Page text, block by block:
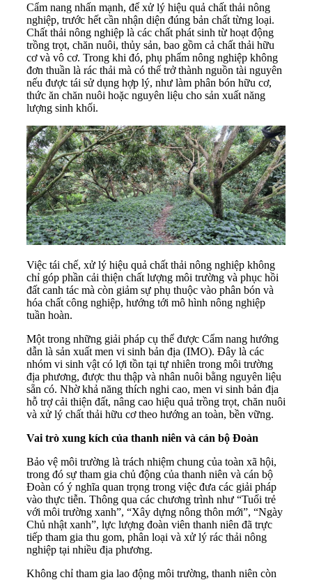
Cẩm nang nhấn mạnh, để xử lý hiệu quả chất thải nông
nghiệp, trước hết cần nhận diện đúng bản chất từng loại.
Chất thải nông nghiệp là các chất phát sinh từ hoạt động
trồng trọt, chăn nuôi, thủy sản, bao gồm cả chất thải hữu
cơ và vô cơ. Trong khi đó, phụ phẩm nông nghiệp không
đơn thuần là rác thải mà có thể trở thành nguồn tài nguyên
nếu được tái sử dụng hợp lý, như làm phân bón hữu cơ,
thức ăn chăn nuôi hoặc nguyên liệu cho sản xuất năng
lượng sinh khối.
Việc tái chế, xử lý hiệu quả chất thải nông nghiệp không
chỉ góp phần cải thiện chất lượng môi trường và phục hồi
đất canh tác mà còn giảm sự phụ thuộc vào phân bón và
hóa chất công nghiệp, hướng tới mô hình nông nghiệp
tuần hoàn.
Một trong những giải pháp cụ thể được Cẩm nang hướng
dẫn là sản xuất men vi sinh bản địa (IMO). Đây là các
nhóm vi sinh vật có lợi tồn tại tự nhiên trong môi trường
địa phương, được thu thập và nhân nuôi bằng nguyên liệu
sẵn có. Nhờ khả năng thích nghi cao, men vi sinh bản địa
hỗ trợ cải thiện đất, nâng cao hiệu quả trồng trọt, chăn nuôi
và xử lý chất thải hữu cơ theo hướng an toàn, bền vững.
Vai trò xung kích của thanh niên và cán bộ Đoàn
Bảo vệ môi trường là trách nhiệm chung của toàn xã hội,
trong đó sự tham gia chủ động của thanh niên và cán bộ
Đoàn có ý nghĩa quan trọng trong việc đưa các giải pháp
vào thực tiễn. Thông qua các chương trình như “Tuổi trẻ
với môi trường xanh”, “Xây dựng nông thôn mới”, “Ngày
Chủ nhật xanh”, lực lượng đoàn viên thanh niên đã trực
tiếp tham gia thu gom, phân loại và xử lý rác thải nông
nghiệp tại nhiều địa phương.
Không chỉ tham gia lao động môi trường, thanh niên còn